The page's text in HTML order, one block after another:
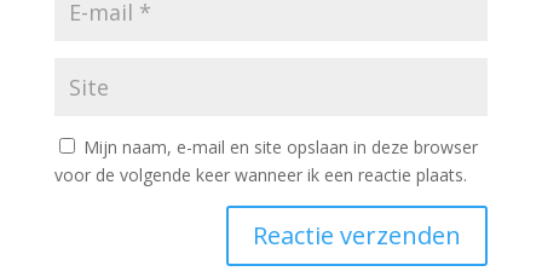
Mijn naam, e-mail en site opslaan in deze browser
voor de volgende keer wanneer ik een reactie plaats.